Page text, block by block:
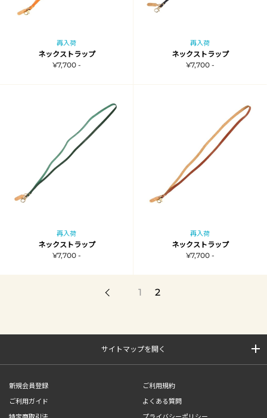
再入荷
ネックストラップ
¥7,700 -
再入荷
ネックストラップ
¥7,700 -
再入荷
ネックストラップ
¥7,700 -
再入荷
ネックストラップ
¥7,700 -
1 2
サイトマップを開く
新規会員登録
ご利用規約
ご利用ガイド
よくある質問